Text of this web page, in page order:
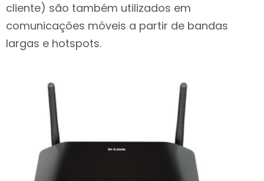
cliente) são também utilizados em
comunicações móveis a partir de bandas
largas e hotspots.